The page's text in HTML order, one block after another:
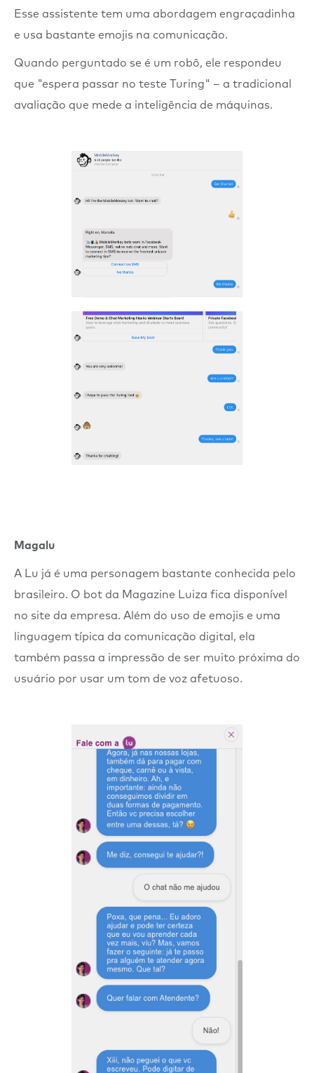
Esse assistente tem uma abordagem engraçadinha
e usa bastante emojis na comunicação.
Quando perguntado se é um robô, ele respondeu
que "espera passar no teste Turing" – a tradicional
avaliação que mede a inteligência de máquinas.
Magalu
A Lu já é uma personagem bastante conhecida pelo
brasileiro. O bot da Magazine Luiza fica disponível
no site da empresa. Além do uso de emojis e uma
linguagem típica da comunicação digital, ela
também passa a impressão de ser muito próxima do
usuário por usar um tom de voz afetuoso.